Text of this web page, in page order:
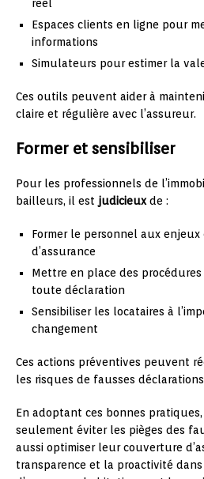
réel
Espaces clients en ligne pour
informations
Simulateurs pour estimer la
Ces outils peuvent aider à
claire et régulière avec l’assureur.
Former et sensibiliser
Pour les professionnels de
bailleurs, il est judicieuxde :
Former le personnel aux
d’assurance
Mettre en place des
toute déclaration
Sensibiliser les locataires à
changement
Ces actions préventives peuvent
les risques de fausses
En adoptant ces bonnes
seulement éviter les pièges des
aussi optimiser leur couverture
transparence et la proactivité